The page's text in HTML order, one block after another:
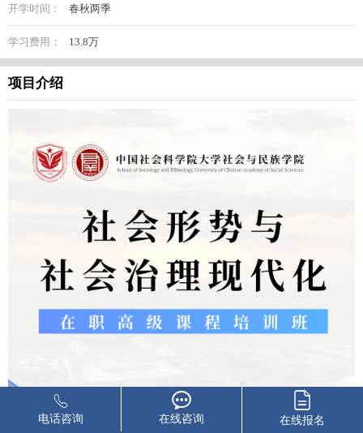
开学时间： 春秋两季
学习费用： 13.8万
项目介绍
电话咨询 在线咨询 在线报名